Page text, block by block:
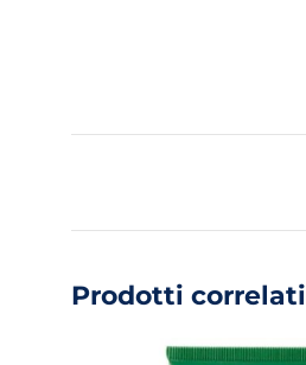
Prodotti correlati